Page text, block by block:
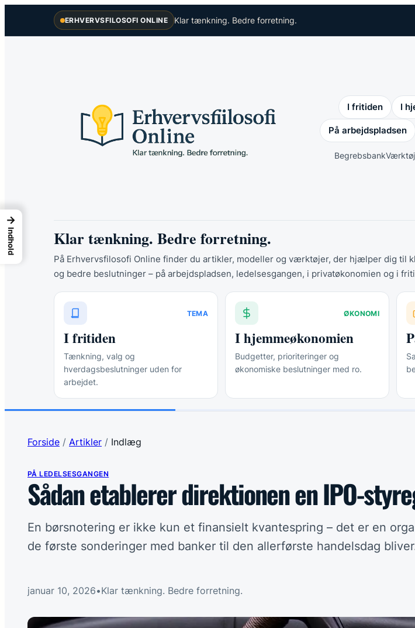
ERHVERVSFILOSOFI ONLINE Klar tænkning. Bedre forretning.
I fritiden I
På arbejdspladsen
Begrebsbank
Klar tænkning. Bedre forretning.
På Erhvervsfilosofi Online finder du artikler, modeller og værktøjer, der hjælper dig til
og bedre beslutninger – på arbejdspladsen, ledelsesgangen, i privatøkonomien og i
TEMA
I fritiden
Tænkning, valg og
hverdagsbeslutninger uden for
arbejdet.
ØKONOMI
I hjemmeøkonomien
Budgetter, prioriteringer og
økonomiske beslutninger med ro.
Forside / Artikler / Indlæg
PÅ LEDELSESGANGEN
Sådan etablerer direktionen en IPO-
En børsnotering er ikke kun et finansielt kvantespring – det er en
de første sonderinger med banker til den allerførste handelsdag
januar 10, 2026•Klar tænkning. Bedre forretning.
→
Indhold